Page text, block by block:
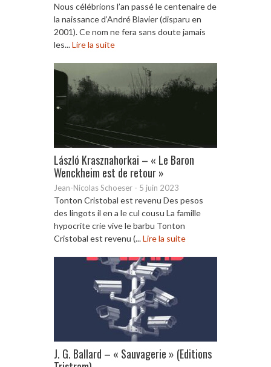
Nous célébrions l’an passé le centenaire de
la naissance d’André Blavier (disparu en
2001). Ce nom ne fera sans doute jamais
les...Lire la suite
László Krasznahorkai – « Le Baron
Wenckheim est de retour »
Jean-Nicolas Schoeser - 5 juin 2023
Tonton Cristobal est revenu Des pesos
des lingots il en a le cul cousu La famille
hypocrite crie vive le barbu Tonton
Cristobal est revenu (...Lire la suite
J. G. Ballard – « Sauvagerie » (Editions